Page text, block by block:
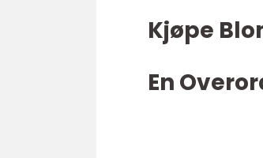
Kjøpe
En